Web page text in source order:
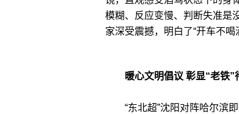
模糊、反应变慢、判断失准是
家深受震撼，明白了“开车不
暖心文明倡议 彰显“老铁”
“东北超”沈阳对阵哈尔滨即